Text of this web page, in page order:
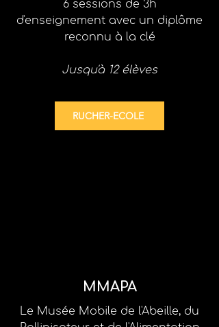
6 sessions de 3h
d'enseignement avec un diplôme
reconnu à la clé
Jusqu'à 12 élèves
RUCHER-ECOLE
MMAPA
Le Musée Mobile de l'Abeille, du